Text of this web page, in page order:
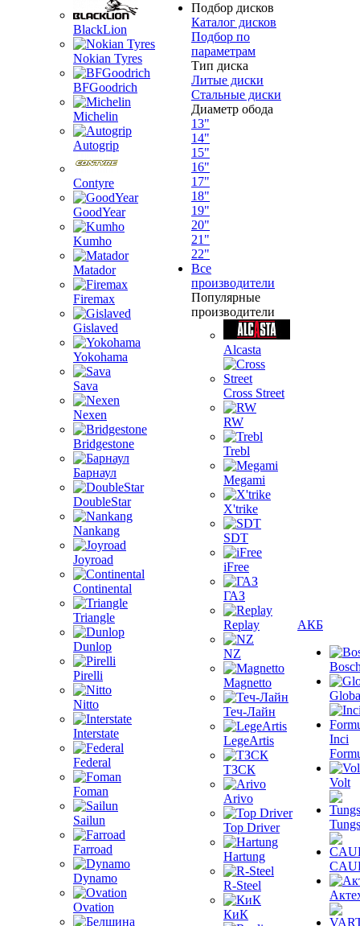
BlackLion
Nokian Tyres
BFGoodrich
Michelin
Autogrip
Contyre
GoodYear
Kumho
Matador
Firemax
Gislaved
Yokohama
Sava
Nexen
Bridgestone
Барнаул
DoubleStar
Nankang
Joyroad
Continental
Triangle
Dunlop
Pirelli
Nitto
Interstate
Federal
Foman
Sailun
Farroad
Dynamo
Ovation
Подбор дисков
Каталог дисков
Подбор по
параметрам
Тип диска
Литые диски
Стальные диски
Диаметр обода
13"
14"
15"
16"
17"
18"
19"
20"
21"
22"
Все
производители
Популярные
производители
Alcasta
Cross Street
RW
Trebl
Megami
X'trike
SDT
iFree
ГАЗ
Replay
NZ
Magnetto
Теч-Лайн
LegeArtis
ТЗСК
Arivo
Top Driver
Hartung
R-Steel
КиК
АКБ
Inci
Volt